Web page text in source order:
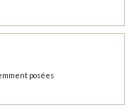
posées